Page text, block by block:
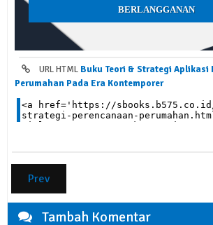
URL HTML Buku Teori & Strategi Aplikasi
Perumahan Pada Era Kontemporer
Prev
Tambah Komentar